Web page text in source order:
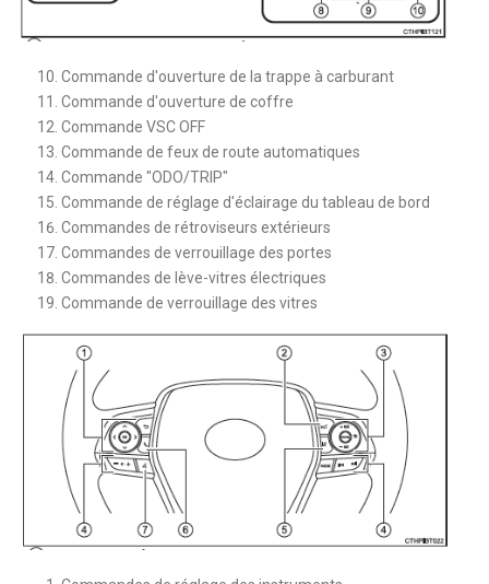
Commande d'ouverture de la trappe à carburant
Commande d'ouverture de coffre
Commande VSC OFF
Commande de feux de route automatiques
Commande "ODO/TRIP"
Commande de réglage d'éclairage du tableau de bord
Commandes de rétroviseurs extérieurs
Commandes de verrouillage des portes
Commandes de lève-vitres électriques
Commande de verrouillage des vitres